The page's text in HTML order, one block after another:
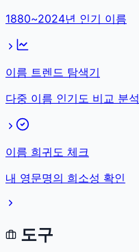
1880~2024년 인기 이름
이름 트렌드 탐색기
다중 이름 인기도 비교 분석
이름 희귀도 체크
내 영문명의 희소성 확인
도구